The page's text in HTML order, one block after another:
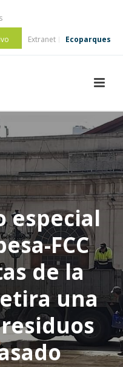
Extranet Ecoparques
especial
FCC
de la
una